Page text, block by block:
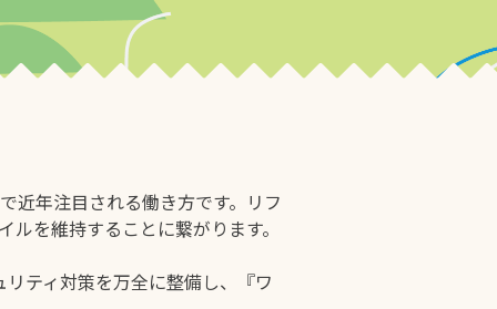
近年注目される働き方です。リフ
を維持することに繋がります。
ティ対策を万全に整備し、『ワ